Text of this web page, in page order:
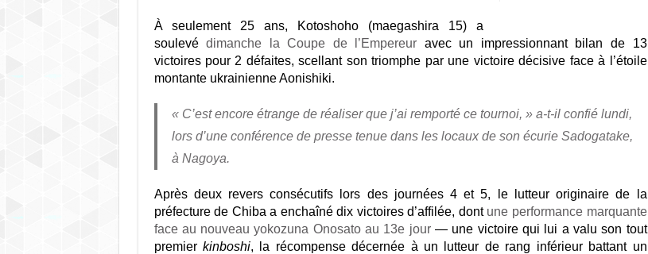
À seulement 25 ans, Kotoshoho (maegashira 15) a
soulevédimanche la Coupe de l’Empereur avec un impressionnant bilan de 13
victoires pour 2 défaites, scellant son triomphe par une victoire décisive face à l’étoile
montante ukrainienne Aonishiki.
« C’est encore étrange de réaliser que j’ai remporté ce tournoi, » a-t-il confié lundi,
lors d’une conférence de presse tenue dans les locaux de son écurie Sadogatake,
à Nagoya.
Après deux revers consécutifs lors des journées 4 et 5, le lutteur originaire de la
préfecture de Chiba a enchaîné dix victoires d’affilée, dont une performance marquante
face au nouveau yokozuna Onosato au 13e jour— une victoire qui lui a valu son tout
premier kinboshi, la récompense décernée à un lutteur de rang inférieur battant un